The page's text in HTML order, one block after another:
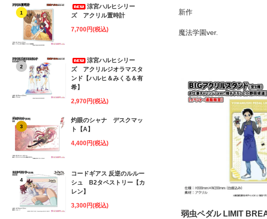
1
涼宮ハルヒシリー
ズ アクリル置時計
7,700円(税込)
2
涼宮ハルヒシリー
ズ アクリルジオラマスタ
ンド【ハルヒ＆みくる＆有
希】
2,970円(税込)
3
灼眼のシャナ デスクマッ
ト【A】
4,400円(税込)
4
コードギアス 反逆のルルー
シュ B2タペストリー【カ
レン】
3,300円(税込)
新作
魔法学園ver.
弱虫ペダル LIMIT